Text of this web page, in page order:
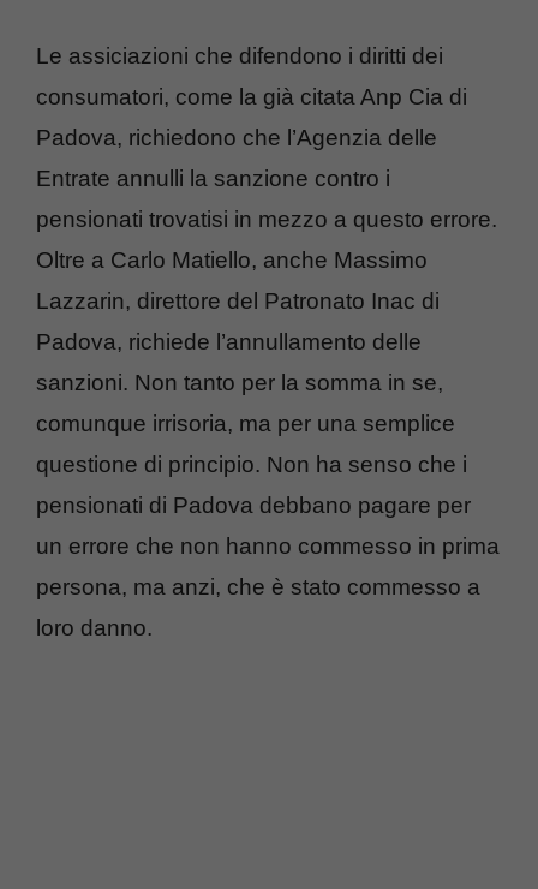
Le assiciazioni che difendono i diritti dei
consumatori, come la già citata Anp Cia di
Padova, richiedono che l’Agenzia delle
Entrate annulli la sanzione contro i
pensionati trovatisi in mezzo a questo errore.
Oltre a Carlo Matiello, anche Massimo
Lazzarin, direttore del Patronato Inac di
Padova, richiede l’annullamento delle
sanzioni. Non tanto per la somma in se,
comunque irrisoria, ma per una semplice
questione di principio. Non ha senso che i
pensionati di Padova debbano pagare per
un errore che non hanno commesso in prima
persona, ma anzi, che è stato commesso a
loro danno.